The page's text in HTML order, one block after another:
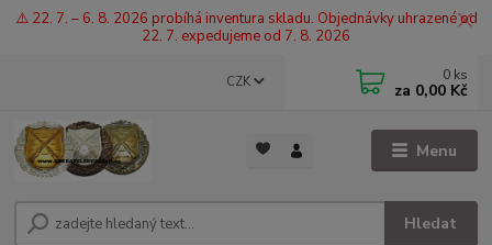
⚠️ 22. 7. – 6. 8. 2026 probíhá inventura skladu. Objednávky uhrazené od
22. 7. expedujeme od 7. 8. 2026
Menu
CZK
Hledat
0 ks
za 0,00 Kč